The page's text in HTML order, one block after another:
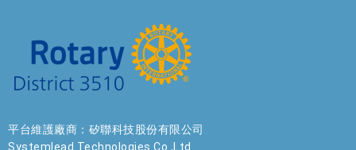
平台維護廠商：矽聯科技股份有限公司
Systemlead Technologies Co.,Ltd